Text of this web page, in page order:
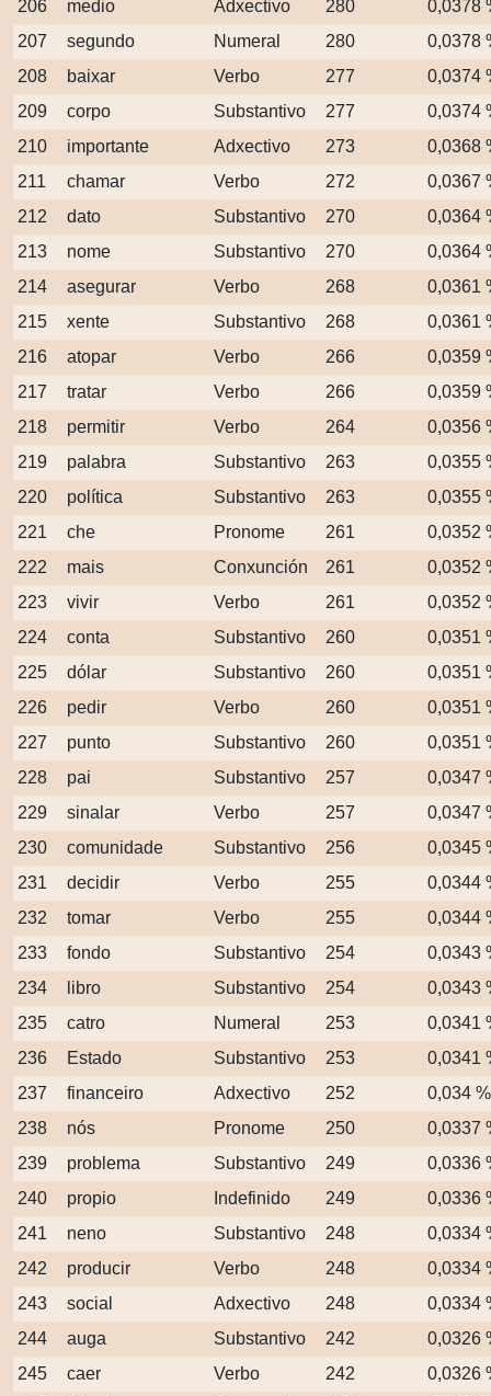
206 medio Adxectivo 280
0,0378
207
segundo Numeral 280
0,0378
208
baixar Verbo 277
0,0374
209
corpo Substantivo 277
0,0374
210
importante Adxectivo 273
0,0368
211
chamar Verbo 272
0,0367
212
dato Substantivo 270
0,0364
213
nome Substantivo 270
0,0364
214
asegurar Verbo 268
0,0361
215
xente Substantivo 268
0,0361
216
atopar Verbo 266
0,0359
217
tratar Verbo 266
0,0359
218
permitir Verbo 264
0,0356
219
palabra Substantivo 263
0,0355
220
política Substantivo 263
0,0355
221
che Pronome 261
0,0352
222
mais Conxunción 261
0,0352
223
vivir Verbo 261
0,0352
224
conta Substantivo 260
0,0351
225
dólar Substantivo 260
0,0351
226
pedir Verbo 260
0,0351
227
punto Substantivo 260
0,0351
228
pai Substantivo 257
0,0347
229
sinalar Verbo 257
0,0347
230
comunidade Substantivo 256
0,0345
231
decidir Verbo 255
0,0344
232
tomar Verbo 255
0,0344
233
fondo Substantivo 254
0,0343
234
libro Substantivo 254
0,0343
235
catro Numeral 253
0,0341
236
Estado Substantivo 253
0,0341
237
financeiro Adxectivo 252
0,034 %
238
nós Pronome 250
0,0337
239
problema Substantivo 249
0,0336
240
propio Indefinido 249
0,0336
241
neno Substantivo 248
0,0334
242
producir Verbo 248
0,0334
243
social Adxectivo 248
0,0334
244
auga Substantivo 242
0,0326
245
caer Verbo 242
0,0326